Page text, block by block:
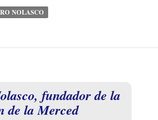
NOLASCO
fundador de la
de la Merced